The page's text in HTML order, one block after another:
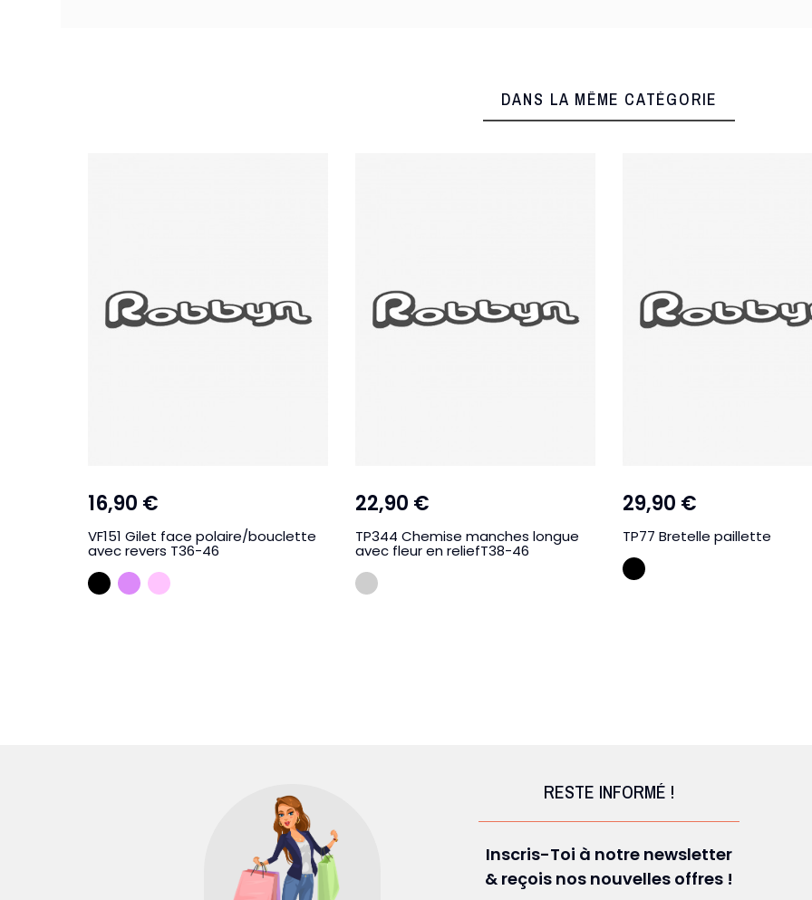
DANS LA MÊME CATÉGORIE
16,90 €
VF151 Gilet face polaire/bouclette
avec revers T36-46
NOIRLILA ROSE PALE
22,90 €
TP344 Chemise manches longue
avec fleur en reliefT38-46
GRIS SOURI
29,90 €
TP77 Bretelle paillette
NOIR
RESTE INFORMÉ !
Inscris-Toi à notre newsletter
& reçois nos nouvelles offres !